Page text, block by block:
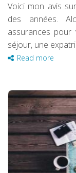
Voici mon avis
des années.
assurances
séjour, une
Read more